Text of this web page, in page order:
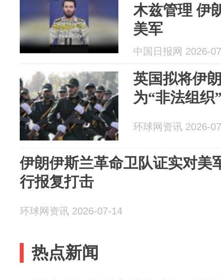
木兹管理 伊
美军
中国日报网 2026-
英国拟将伊
为“非法组织
环球网资讯 2026-
伊朗伊斯兰革命卫队证实对美
行报复打击
环球网资讯 2026-07-14
热点新闻